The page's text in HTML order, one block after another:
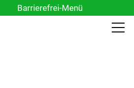
Barrierefrei-Menü
Powered by Weblication® CMS